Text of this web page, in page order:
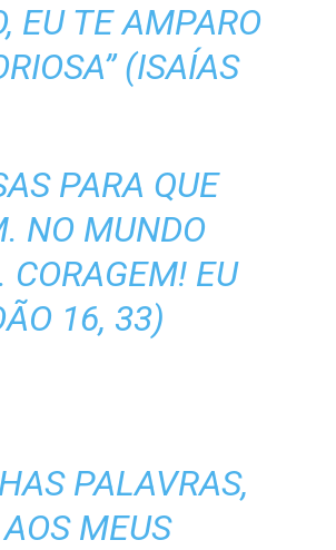
EU TE AMPARO
(ISAÍAS
PARA QUE
NO MUNDO
CORAGEM! EU
16, 33)
PALAVRAS,
MEUS